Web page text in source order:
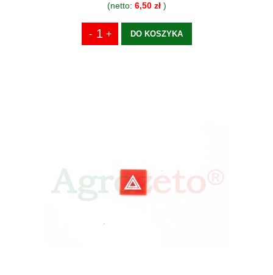
(netto: 6,50 zł)
DO KOSZYKA